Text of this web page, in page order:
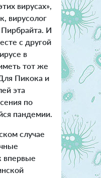
вирусах»,
вирусолог
Пирбрайта. И
с другой
в
тот же
Пикока и
эта
по
пандемии.
случае
впервые